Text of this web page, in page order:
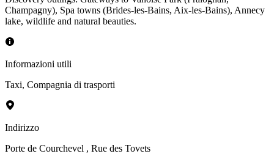
Champagny), Spa towns (Brides-les-Bains, Aix-les-Bains), Annecy
lake, wildlife and natural beauties.
Informazioni utili
Taxi, Compagnia di trasporti
Indirizzo
Porte de Courchevel , Rue des Tovets